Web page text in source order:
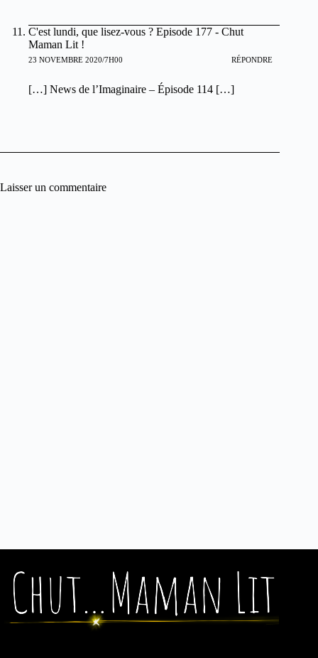
C'est lundi, que lisez-vous ? Episode 177 - Chut
Maman Lit !
23 NOVEMBRE 2020/7H00 RÉPONDRE
[…] News de l’Imaginaire – Épisode 114 […]
Laisser un commentaire